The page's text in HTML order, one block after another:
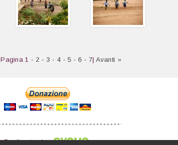
Pagina 1 - 2- 3 -4-5 -6 - 7| Avanti »
Realizzato da: